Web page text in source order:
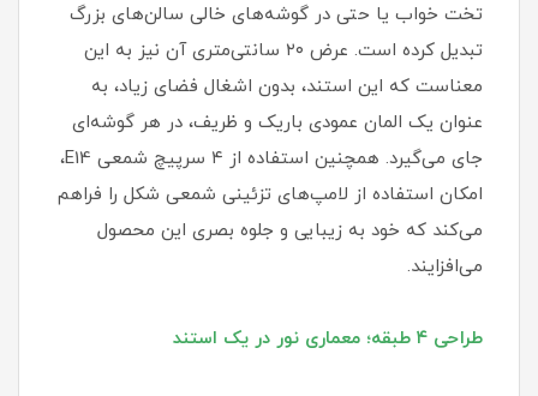
تخت خواب یا حتی در گوشه‌های خالی سالن‌های بزرگ
تبدیل کرده است. عرض ۲۰ سانتی‌متری آن نیز به این
معناست که این استند، بدون اشغال فضای زیاد، به
عنوان یک المان عمودی باریک و ظریف، در هر گوشه‌ای
جای می‌گیرد. همچنین استفاده از ۴ سرپیچ شمعی E14،
امکان استفاده از لامپ‌های تزئینی شمعی شکل را فراهم
می‌کند که خود به زیبایی و جلوه بصری این محصول
می‌افزایند.
طراحی ۴ طبقه؛ معماری نور در یک استند